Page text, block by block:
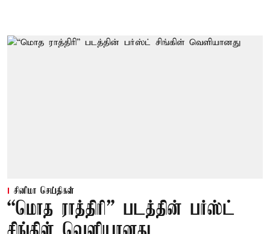
சினிமா செய்திகள்
“மொத ராத்திரி” படத்தின் பர்ஸ்ட்